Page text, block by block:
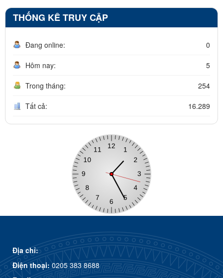
THỐNG KÊ TRUY CẬP
Đang online: 0
Hôm nay: 5
Trong tháng: 254
Tất cả: 16.289
Địa chỉ:
Điện thoại: 0205 383 8688